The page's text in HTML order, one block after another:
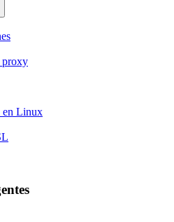
proxy
en Linux